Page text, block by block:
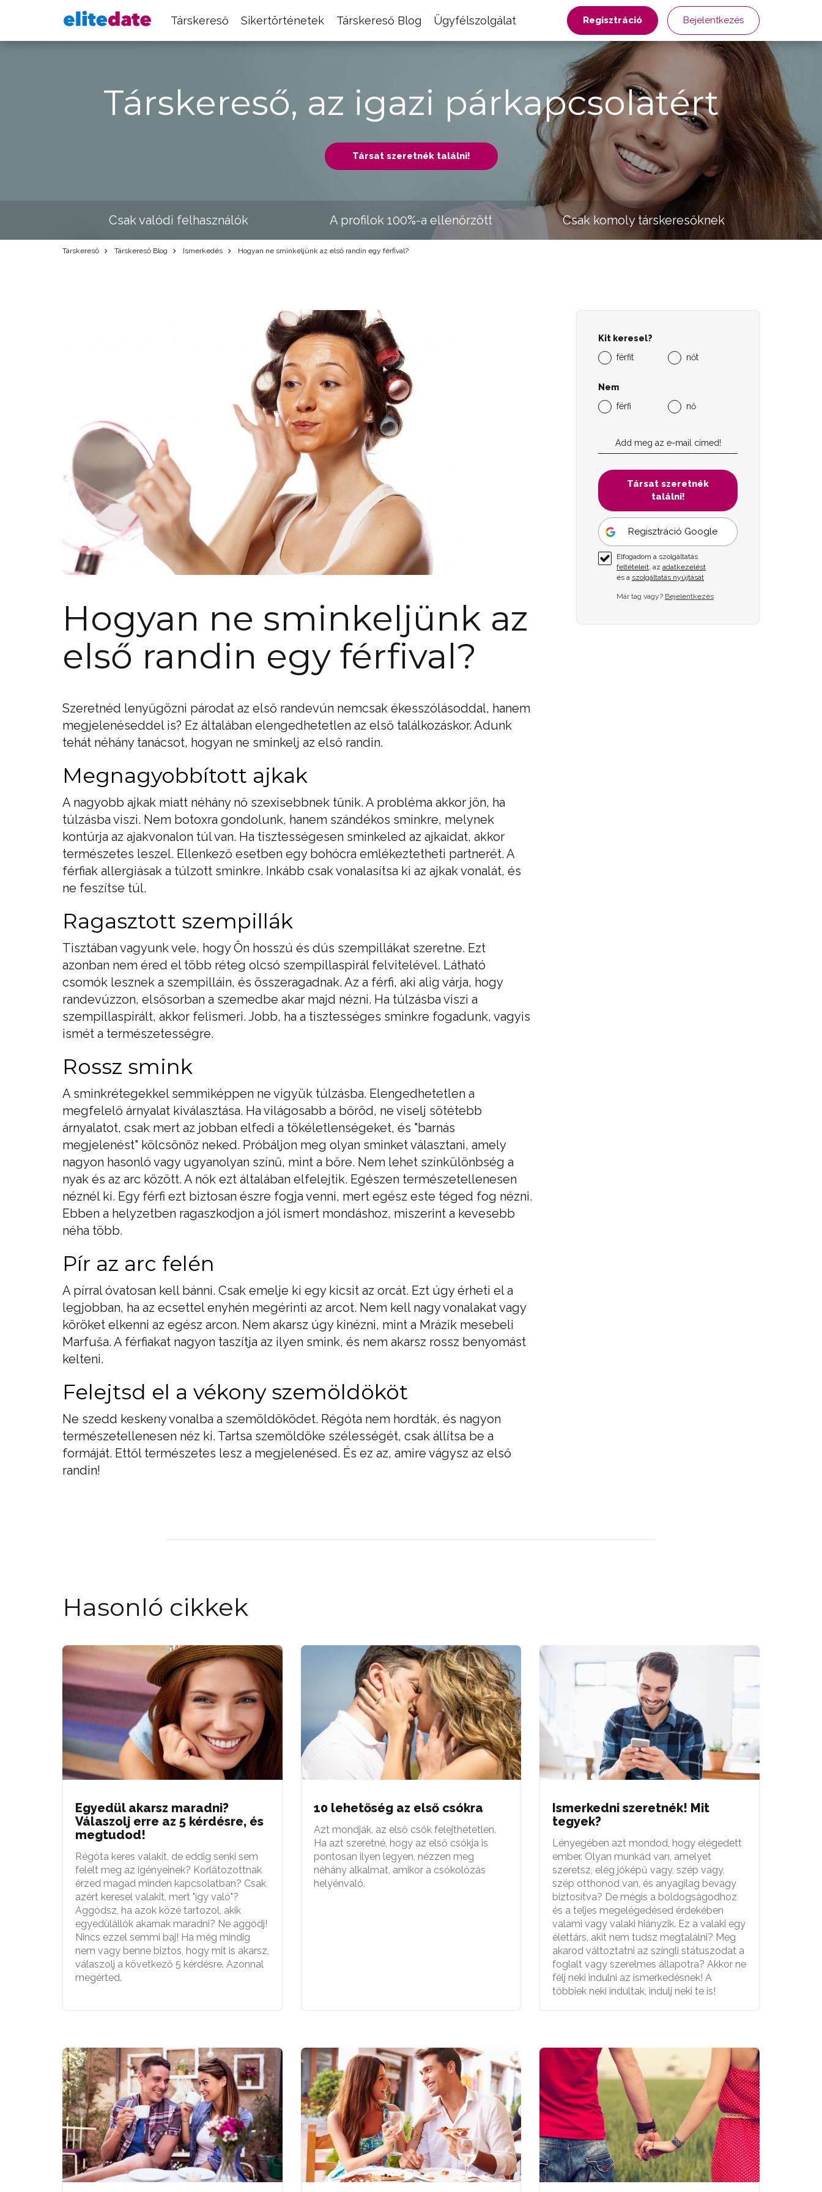
Társkereső Sikertörténetek Társkereső Blog Ügyfélszolgálat Regisztráció Bejelentkezés
Társkereső, az igazi párkapcsolatért
Társat szeretnék találni!
Csak valódi felhasználók A profilok 100%-a ellenőrzött Csak komoly társkeresőknek
Társkereső Társkereső Blog Ismerkedés Hogyan ne sminkeljünk az első randin egy férfival?
Hogyan ne sminkeljünk az
első randin egy férfival?
Szeretnéd lenyűgözni párodat az első randevún nemcsak ékesszólásoddal, hanem
megjelenéseddel is? Ez általában elengedhetetlen az első találkozáskor. Adunk
tehát néhány tanácsot, hogyan ne sminkelj az első randin.
Megnagyobbított ajkak
A nagyobb ajkak miatt néhány nő szexisebbnek tűnik. A probléma akkor jön, ha
túlzásba viszi. Nem botoxra gondolunk, hanem szándékos sminkre, melynek
kontúrja az ajakvonalon túl van. Ha tisztességesen sminkeled az ajkaidat, akkor
természetes leszel. Ellenkező esetben egy bohócra emlékeztetheti partnerét. A
férfiak allergiásak a túlzott sminkre. Inkább csak vonalasítsa ki az ajkak vonalát, és
ne feszítse túl.
Ragasztott szempillák
Tisztában vagyunk vele, hogy Ön hosszú és dús szempillákat szeretne. Ezt
azonban nem éred el több réteg olcsó szempillaspirál felvitelével. Látható
csomók lesznek a szempilláin, és összeragadnak. Az a férfi, aki alig várja, hogy
randevúzzon, elsősorban a szemedbe akar majd nézni. Ha túlzásba viszi a
szempillaspirált, akkor felismeri. Jobb, ha a tisztességes sminkre fogadunk, vagyis
ismét a természetességre.
Rossz smink
A sminkrétegekkel semmiképpen ne vigyük túlzásba. Elengedhetetlen a
megfelelő árnyalat kiválasztása. Ha világosabb a bőröd, ne viselj sötétebb
árnyalatot, csak mert az jobban elfedi a tökéletlenségeket, és "barnás
megjelenést" kölcsönöz neked. Próbáljon meg olyan sminket választani, amely
nagyon hasonló vagy ugyanolyan színű, mint a bőre. Nem lehet színkülönbség a
nyak és az arc között. A nők ezt általában elfelejtik. Egészen természetellenesen
néznél ki. Egy férfi ezt biztosan észre fogja venni, mert egész este téged fog nézni.
Ebben a helyzetben ragaszkodjon a jól ismert mondáshoz, miszerint a kevesebb
néha több.
Pír az arc felén
A pírral óvatosan kell bánni. Csak emelje ki egy kicsit az orcát. Ezt úgy érheti el a
legjobban, ha az ecsettel enyhén megérinti az arcot. Nem kell nagy vonalakat vagy
köröket elkenni az egész arcon. Nem akarsz úgy kinézni, mint a Mrázik mesebeli
Marfuša. A férfiakat nagyon taszítja az ilyen smink, és nem akarsz rossz benyomást
kelteni.
Felejtsd el a vékony szemöldököt
Ne szedd keskeny vonalba a szemöldöködet. Régóta nem hordták, és nagyon
természetellenesen néz ki. Tartsa szemöldöke szélességét, csak állítsa be a
formáját. Ettől természetes lesz a megjelenésed. És ez az, amire vágysz az első
randin!
Kit keresel?
férfit
nőt
Nem
férfi
nő
Társat szeretnék
találni!
Regisztráció Google
Elfogadom a szolgáltatás
feltételeit, az adatkezelést
és a szolgáltatás nyújtását
Már tag vagy? Bejelentkezés
Hasonló cikkek
Egyedül akarsz maradni?
Válaszolj erre az 5 kérdésre, és
megtudod!
Régóta keres valakit, de eddig senki sem
felelt meg az igényeinek? Korlátozottnak
érzed magad minden kapcsolatban? Csak
azért keresel valakit, mert "így való"?
Aggódsz, ha azok közé tartozol, akik
egyedülállók akarnak maradni? Ne aggódj!
Nincs ezzel semmi baj! Ha még mindig
nem vagy benne biztos, hogy mit is akarsz,
válaszolj a következő 5 kérdésre. Azonnal
megérted.
10 lehetőség az első csókra
Azt mondják, az első csók felejthetetlen.
Ha azt szeretné, hogy az első csókja is
pontosan ilyen legyen, nézzen meg
néhány alkalmat, amikor a csókolózás
helyénvaló.
Ismerkedni szeretnék! Mit
tegyek?
Lényegében azt mondod, hogy elégedett
ember. Olyan munkád van, amelyet
szeretsz, elég jóképű vagy, szép vagy,
szép otthonod van, és anyagilag bevagy
biztosítva? De mégis a boldogságodhoz
és a teljes megelégedésed érdekében
valami vagy valaki hiányzik. Ez a valaki egy
élettárs, akit nem tudsz megtalálni? Meg
akarod változtatni az szingli státuszodat a
foglalt vagy szerelmes állapotra? Akkor ne
félj neki indulni az ismerkedésnek! A
többiek neki indultak, indulj neki te is!